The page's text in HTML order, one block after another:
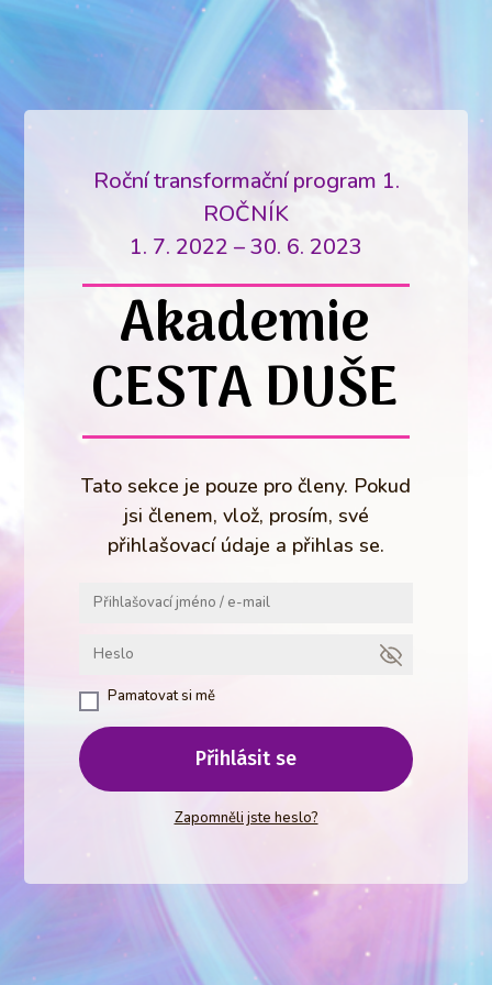
Roční transformační program 1.
ROČNÍK
1. 7. 2022 – 30. 6. 2023
Akademie
CESTA DUŠE
Tato sekce je pouze pro členy. Pokud
jsi členem, vlož, prosím, své
přihlašovací údaje a přihlas se.
Pamatovat si mě
Přihlásit se
Zapomněli jste heslo?